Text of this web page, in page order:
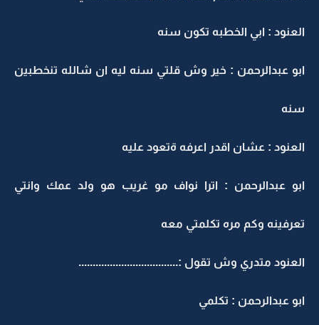
العنود : ابي الخطبه تكون سنه
ابو عبدالرحمن : خير وش قلتي سنه ليه ان شالله تنخطبين
سنه
العنود : عشان اقدر اعرفه ةتعود عليه
ابو عبدالرحمن : اترا نواف مو غريب هو ولد عمك وانتي
تعرفينه وكم مره تكلمتي معه
العنود متدري وش تقول :...................................
ابو عبدالرحمن : تكلمي